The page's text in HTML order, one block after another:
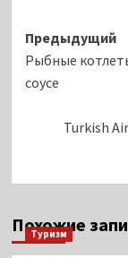
записи
Предыдущий
Рыбные
соусе
Turkish
Похожие
Туризм